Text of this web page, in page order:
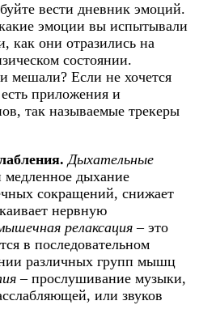
вести дневник эмоций.
эмоции вы испытывали
как они отразились на
состоянии.
мешали? Если не хочется
приложения и
так называемые трекеры
Дыхательные
медленное дыхание
сокращений, снижает
нервную
релаксация – это
в последовательном
различных групп мышц
– прослушивание музыки,
или звуков